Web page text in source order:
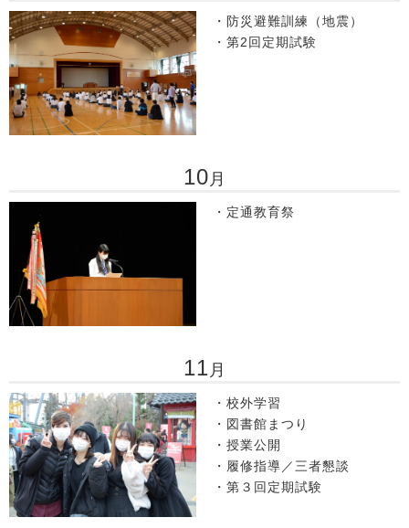
・防災避難訓練（地震）
・第2回定期試験
10 月
・定通教育祭
11 月
・校外学習
・図書館まつり
・授業公開
・履修指導／三者懇談
・第３回定期試験